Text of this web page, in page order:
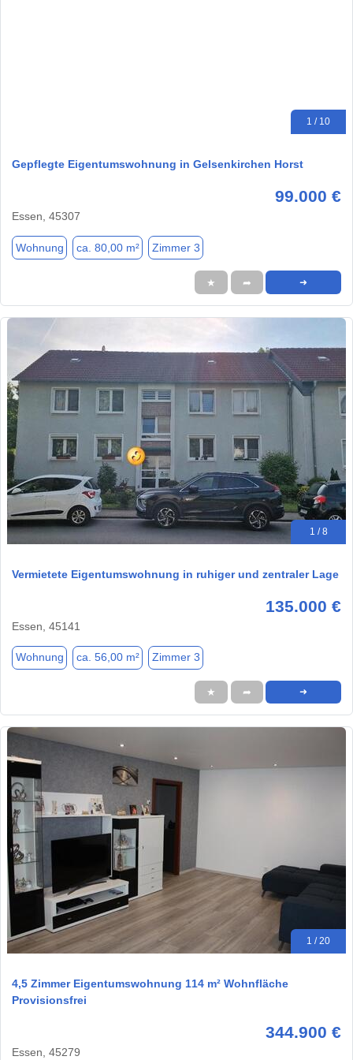
1 / 10
Gepflegte Eigentumswohnung in Gelsenkirchen Horst
99.000 €
Essen, 45307
Wohnung ca. 80,00 m² Zimmer 3
★ ➦ ➜
1 / 8
Vermietete Eigentumswohnung in ruhiger und zentraler Lage
135.000 €
Essen, 45141
Wohnung ca. 56,00 m² Zimmer 3
★ ➦ ➜
1 / 20
4,5 Zimmer Eigentumswohnung 114 m² Wohnfläche
Provisionsfrei
344.900 €
Essen, 45279